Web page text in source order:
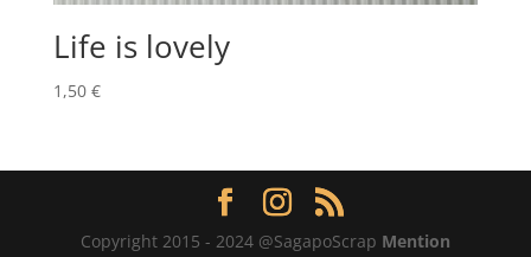
Life is lovely
1,50 €
Copyright 2015 - 2024 @SagapoScrap Mention